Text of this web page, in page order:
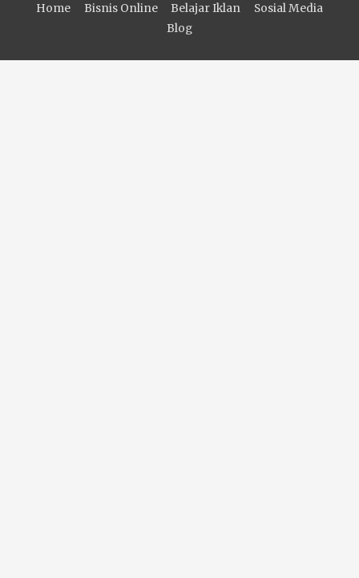
Home Bisnis Online Belajar Iklan
Sosial Media
Blog